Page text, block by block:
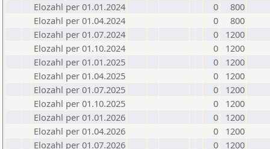
Elozahl per 01.01.2024
0
800
Elozahl per 01.04.2024
0
800
Elozahl per 01.07.2024
0
1200
Elozahl per 01.10.2024
0
1200
Elozahl per 01.01.2025
0
1200
Elozahl per 01.04.2025
0
1200
Elozahl per 01.07.2025
0
1200
Elozahl per 01.10.2025
0
1200
Elozahl per 01.01.2026
0
1200
Elozahl per 01.04.2026
0
1200
Elozahl per 01.07.2026
0
1200